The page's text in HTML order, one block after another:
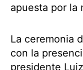
apuesta por la
La ceremonia
con la
presidente